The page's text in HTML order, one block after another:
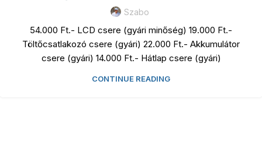
Szabo
54.000 Ft.- LCD csere (gyári minőség) 19.000 Ft.-
Töltőcsatlakozó csere (gyári) 22.000 Ft.- Akkumulátor
csere (gyári) 14.000 Ft.- Hátlap csere (gyári)
CONTINUE READING